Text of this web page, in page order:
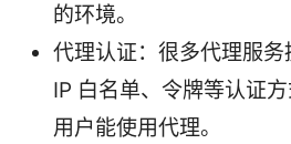
的环境。
代理认证：很多代理服务
IP 白名单、令牌等认证
用户能使用代理。